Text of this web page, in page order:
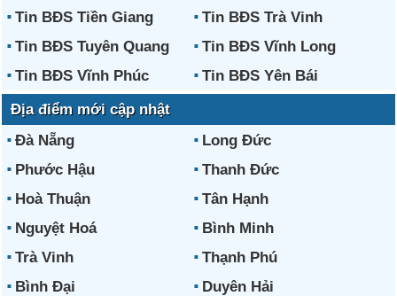
Tin BĐS Tiền Giang
Tin BĐS Trà Vinh
Tin BĐS Tuyên Quang
Tin BĐS Vĩnh Long
Tin BĐS Vĩnh Phúc
Tin BĐS Yên Bái
Địa điểm mới cập nhật
Đà Nẵng
Long Đức
Phước Hậu
Thanh Đức
Hoà Thuận
Tân Hạnh
Nguyệt Hoá
Bình Minh
Trà Vinh
Thạnh Phú
Bình Đại
Duyên Hải